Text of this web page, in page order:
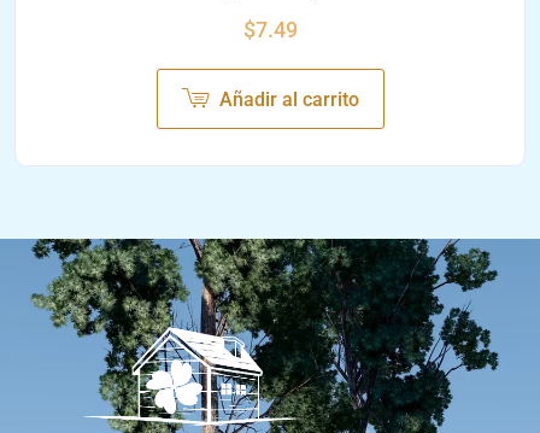
$7.49
Añadir al carrito